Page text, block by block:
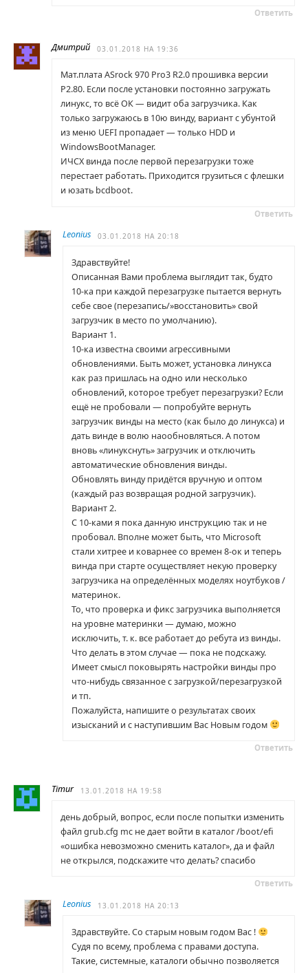
Ответить
Дмитрий 03.01.2018 НА 19:36
Мат.плата ASrock 970 Pro3 R2.0 прошивка версии
P2.80. Если после установки постоянно загружать
линукс, то всё ОК — видит оба загрузчика. Как
только загружаюсь в 10ю винду, вариант с убунтой
из меню UEFI пропадает — только HDD и
WindowsBootManager.
ИЧСХ винда после первой перезагрузки тоже
перестает работать. Приходится грузиться с флешки
и юзать bcdboot.
Ответить
Leonius 03.01.2018 НА 20:18
Здравствуйте!
Описанная Вами проблема выглядит так, будто
10-ка при каждой перезагрузке пытается вернуть
себе свое (перезапись/»восстановить» свой
загрузчик в место по умолчанию).
Вариант 1.
10-ка известна своими агрессивными
обновлениями. Быть может, установка линукса
как раз пришлась на одно или несколько
обновлений, которое требует перезагрузки? Если
ещё не пробовали — попробуйте вернуть
загрузчик винды на место (как было до линукса) и
дать винде в волю наообновляться. А потом
вновь «линукснуть» загрузчик и отключить
автоматические обновления винды.
Обновлять винду придётся вручную и оптом
(каждый раз возвращая родной загрузчик).
Вариант 2.
С 10-ками я пока данную инструкцию так и не
пробовал. Вполне может быть, что Microsoft
стали хитрее и коварнее со времен 8-ок и теперь
винда при старте осуществляет некую проверку
загрузчика на определённых моделях ноутбуков /
материнок.
То, что проверка и фикс загрузчика выполняется
на уровне материнки — думаю, можно
исключить, т. к. все работает до ребута из винды.
Что делать в этом случае — пока не подскажу.
Имеет смысл поковырять настройки винды про
что-нибудь связанное с загрузкой/перезагрузкой
и тп.
Пожалуйста, напишите о результатах своих
изысканий и с наступившим Вас Новым годом
Ответить
Timur 13.01.2018 НА 19:58
день добрый, вопрос, если после попытки изменить
файл grub.cfg mc не дает войти в каталог /boot/efi
«ошибка невозможно сменить каталог», да и файл
не открылся, подскажите что делать? спасибо
Ответить
Leonius 13.01.2018 НА 20:13
Здравствуйте. Со старым новым годом Вас !
Судя по всему, проблема с правами доступа.
Такие, системные, каталоги обычно позволяется